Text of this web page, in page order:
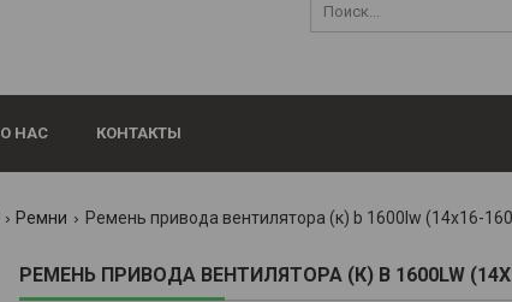
О НАС КОНТАКТЫ
Ремни Ремень привода вентилятора (к) b 1600lw (14х16-
РЕМЕНЬ ПРИВОДА ВЕНТИЛЯТОРА (К) B 1600LW